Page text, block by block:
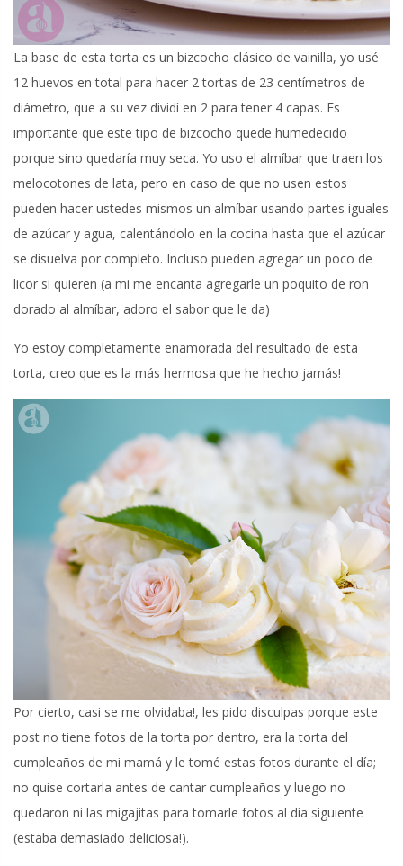
La base de esta torta es un bizcocho clásico de vainilla, yo usé
12 huevos en total para hacer 2 tortas de 23 centímetros de
diámetro, que a su vez dividí en 2 para tener 4 capas. Es
importante que este tipo de bizcocho quede humedecido
porque sino quedaría muy seca. Yo uso el almíbar que traen los
melocotones de lata, pero en caso de que no usen estos
pueden hacer ustedes mismos un almíbar usando partes iguales
de azúcar y agua, calentándolo en la cocina hasta que el azúcar
se disuelva por completo. Incluso pueden agregar un poco de
licor si quieren (a mi me encanta agregarle un poquito de ron
dorado al almíbar, adoro el sabor que le da)
Yo estoy completamente enamorada del resultado de esta
torta, creo que es la más hermosa que he hecho jamás!
Por cierto, casi se me olvidaba!, les pido disculpas porque este
post no tiene fotos de la torta por dentro, era la torta del
cumpleaños de mi mamá y le tomé estas fotos durante el día;
no quise cortarla antes de cantar cumpleaños y luego no
quedaron ni las migajitas para tomarle fotos al día siguiente
(estaba demasiado deliciosa!).